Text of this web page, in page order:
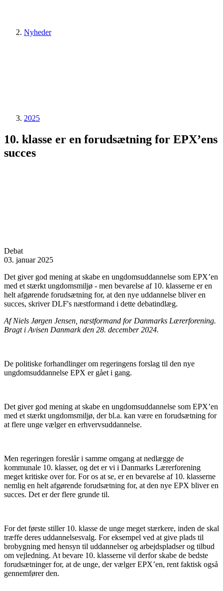
Nyheder
2025
10. klasse er en forudsætning for EPX’ens
succes
Debat
03. januar 2025
Det giver god mening at skabe en ungdomsuddannelse som EPX’en
med et stærkt ungdomsmiljø - men bevarelse af 10. klasserne er en
helt afgørende forudsætning for, at den nye uddannelse bliver en
succes, skriver DLF's næstformand i dette debatindlæg.
Af Niels Jørgen Jensen, næstformand for Danmarks Lærerforening.
Bragt i Avisen Danmark den 28. december 2024.
De politiske forhandlinger om regeringens forslag til den nye
ungdomsuddannelse EPX er gået i gang.
Det giver god mening at skabe en ungdomsuddannelse som EPX’en
med et stærkt ungdomsmiljø, der bl.a. kan være en forudsætning for
at flere unge vælger en erhvervsuddannelse.
Men regeringen foreslår i samme omgang at nedlægge de
kommunale 10. klasser, og det er vi i Danmarks Lærerforening
meget kritiske over for. For os at se, er en bevarelse af 10. klasserne
nemlig en helt afgørende forudsætning for, at den nye EPX bliver en
succes. Det er der flere grunde til.
For det første stiller 10. klasse de unge meget stærkere, inden de skal
træffe deres uddannelsesvalg. For eksempel ved at give plads til
brobygning med hensyn til uddannelser og arbejdspladser og tilbud
om vejledning. At bevare 10. klasserne vil derfor skabe de bedste
forudsætninger for, at de unge, der vælger EPX’en, rent faktisk også
gennemfører den.